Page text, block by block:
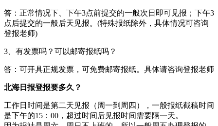
答：正常情况下、下午3点前提交的一般次日即可见报；下午3
点后提交的一般后天见报。(特殊报纸除外，具体情况可咨询
登报老师)
3、有发票吗？可以邮寄报纸吗？
答：可开具正规发票，可免费邮寄报纸。具体请咨询登报老师
北海日报登报要多久？
工作日时间是第二天见报（周一到周四），一般报纸截稿时间
是下午的15：00，超过时间后见报时间需要隔一天。